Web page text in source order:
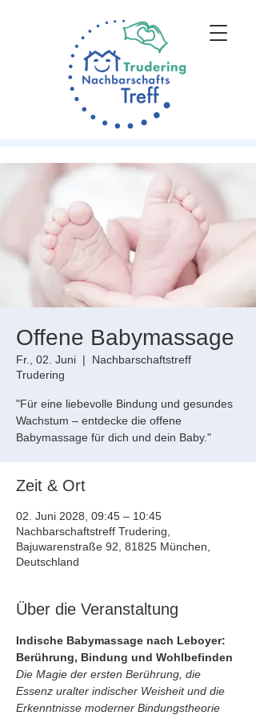
Offene Babymassage
Fr., 02. Juni
  |
Nachbarschaftstreff
Trudering
"Für eine liebevolle Bindung und gesundes
Wachstum – entdecke die offene
Babymassage für dich und dein Baby."
Zeit & Ort
02. Juni 2028, 09:45 – 10:45
Nachbarschaftstreff Trudering,
Bajuwarenstraße 92, 81825 München,
Deutschland
Über die Veranstaltung
Indische Babymassage nach Leboyer:
Berührung, Bindung und Wohlbefinden
Die Magie der ersten Berührung, die
Essenz uralter indischer Weisheit und die
Erkenntnisse moderner Bindungstheorie